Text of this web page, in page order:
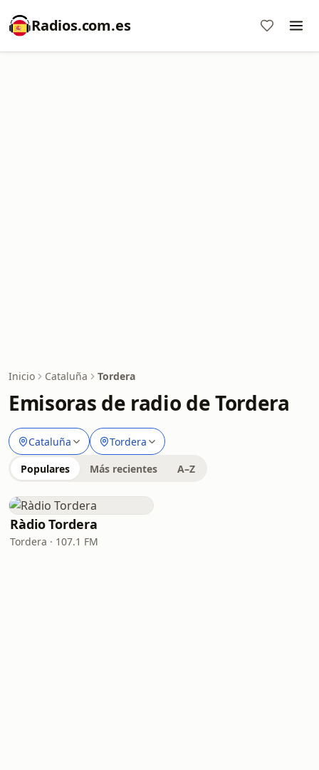
Radios.com.es
Inicio Cataluña Tordera
Emisoras de radio de Tordera
Cataluña Tordera
Populares Más recientes A–Z
Ràdio Tordera
Tordera · 107.1 FM